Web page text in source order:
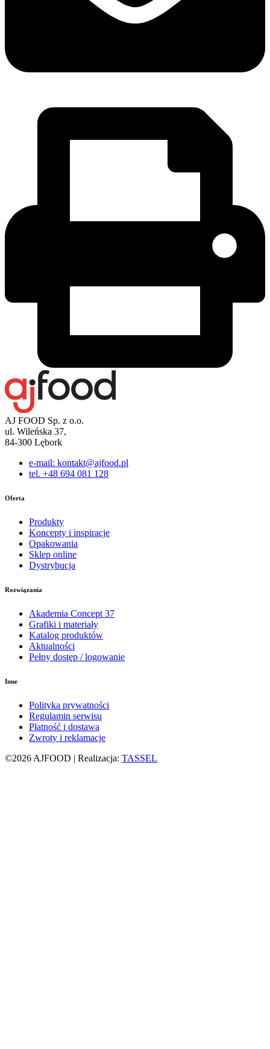
AJ FOOD Sp. z o.o.
ul. Wileńska 37,
84-300 Lębork
e-mail: kontakt@ajfood.pl
tel. +48 694 081 128
Oferta
Produkty
Koncepty i inspiracje
Opakowania
Sklep online
Dystrybucja
Rozwiązania
Akademia Concept 37
Grafiki i materiały
Katalog produktów
Aktualności
Pełny dostęp / logowanie
Inne
Polityka prywatności
Regulamin serwisu
Płatność i dostawa
Zwroty i reklamacje
©2026 AJFOOD | Realizacja: TASSEL